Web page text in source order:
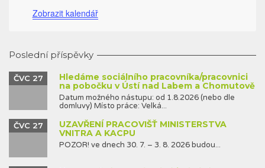
Zobrazit kalendář
Poslední příspěvky
Hledáme sociálního pracovníka/pracovnici
na pobočku v Ústí nad Labem a Chomutově
ČVC 27
Datum možného nástupu: od 1.8.2026 (nebo dle
domluvy) Místo práce: Velká...
UZAVŘENÍ PRACOVIŠŤ MINISTERSTVA
VNITRA A KACPU
ČVC 27
POZOR! ve dnech 30. 7. – 3. 8. 2026 budou...